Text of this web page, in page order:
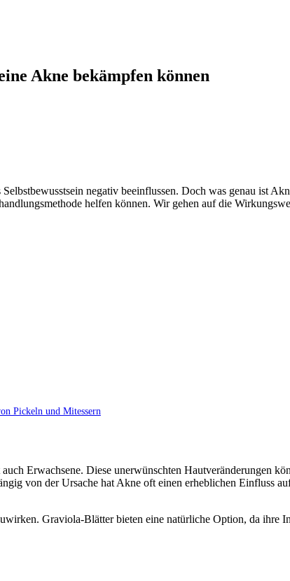
Akne bekämpfen können
negativ beeinflussen. Doch was genau ist
helfen können. Wir gehen auf die
Pickeln und Mitessern
Erwachsene. Diese unerwünschten Hautveränderungen
von der Ursache hat Akne oft einen erheblichen Einfluss
Graviola-Blätter bieten eine natürliche Option, da ihre